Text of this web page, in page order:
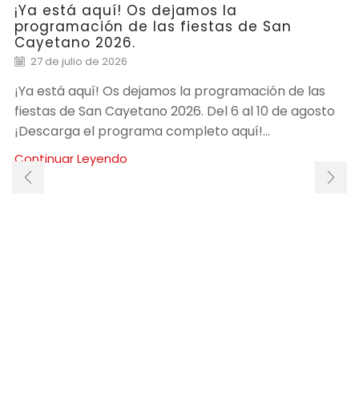
¡Ya está aquí! Os dejamos la
programación de las fiestas de San
Cayetano 2026.
27 de julio de 2026
¡Ya está aquí! Os dejamos la programación de las
fiestas de San Cayetano 2026. Del 6 al 10 de agosto
¡Descarga el programa completo aquí!...
Continuar Leyendo